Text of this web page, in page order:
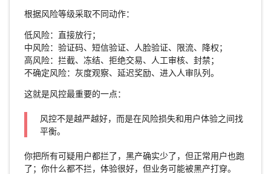
根据风险等级采取不同动作：
低风险：直接放行；
中风险：验证码、短信验证、人脸验证、限流、降权；
高风险：拦截、冻结、拒绝交易、人工审核、封禁；
不确定风险：灰度观察、延迟奖励、进入人审队列。
这就是风控最重要的一点：
风控不是越严越好，而是在风险损失和用户体验之间找
平衡。
你把所有可疑用户都拦了，黑产确实少了，但正常用户也跑
了；你什么都不拦，体验很好，但业务可能被黑产打穿。